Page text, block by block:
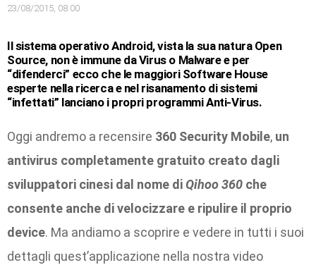
23/08/2015, 08:00
Il sistema operativo Android, vista la sua natura Open
Source, non è immune da Virus o Malware e per
“difenderci” ecco che le maggiori Software House
esperte nella ricerca e nel risanamento di sistemi
“infettati” lanciano i propri programmi Anti-Virus.
Oggi andremo a recensire 360 Security Mobile, un
antivirus completamente gratuito creato dagli
sviluppatori cinesi dal nome di Qihoo 360 che
consente anche di velocizzare e ripulire il proprio
device. Ma andiamo a scoprire e vedere in tutti i suoi
dettagli quest’applicazione nella nostra video